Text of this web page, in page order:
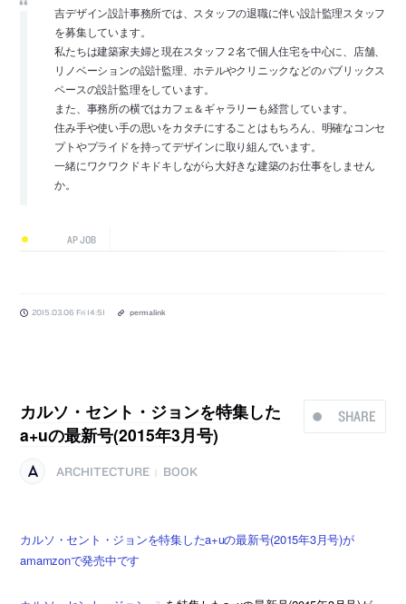
吉デザイン設計事務所では、スタッフの退職に伴い設計監理スタッフ
を募集しています。
私たちは建築家夫婦と現在スタッフ２名で個人住宅を中心に、店舗、
リノベーションの設計監理、ホテルやクリニックなどのパブリックス
ペースの設計監理をしています。
また、事務所の横ではカフェ＆ギャラリーも経営しています。
住み手や使い手の思いをカタチにすることはもちろん、明確なコンセ
プトやプライドを持ってデザインに取り組んでいます。
一緒にワクワクドキドキしながら大好きな建築のお仕事をしません
か。
AP JOB
2015.03.06 Fri 14:51 permalink
SHARE
カルソ・セント・ジョンを特集した
a+uの最新号(2015年3月号)
ARCHITECTURE BOOK
カルソ・セント・ジョンを特集したa+uの最新号(2015年3月号)が
amamzonで発売中です